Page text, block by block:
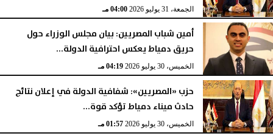
الجمعة، 31 يوليو 2026 04:00 مـ
أمين شباب المصريين: بيان مجلس الوزراء حول
حريق دمياط يعكس احترافية الدولة...
الخميس، 30 يوليو 2026 04:19 مـ
حزب «المصريين»: شفافية الدولة في إعلان نتائج
حادث ميناء دمياط تؤكد قوة...
الخميس، 30 يوليو 2026 01:57 مـ